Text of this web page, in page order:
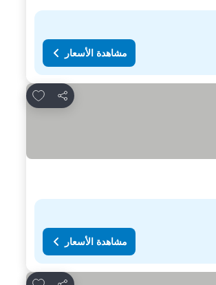
مشاهدة الأسعار
مشاركة
Add to favorites
مشاهدة الأسعار
Add to favorites